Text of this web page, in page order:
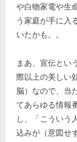
や白物家電や生
う家庭が手に入
いたかも。。
まあ、宣伝とい
際以上の美しい
脳）なので、当
てあらゆる情報
し、「こういう
込みが（意図せ